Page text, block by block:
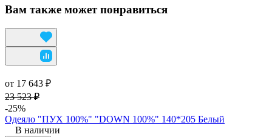
Вам также может понравиться
от 17 643 ₽
23 523 ₽
-25%
Одеяло "ПУХ 100%" "DOWN 100%" 140*205 Белый
В наличии